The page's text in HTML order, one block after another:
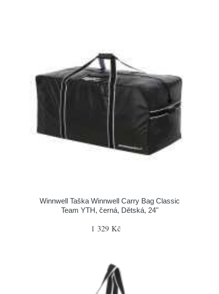
Winnwell Taška Winnwell Carry Bag Classic
Team YTH, černá, Dětská, 24"
1 329 Kč